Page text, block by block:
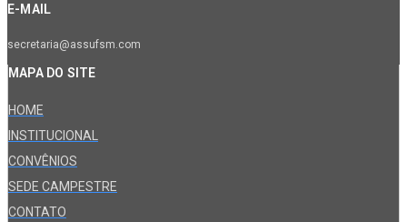
E-MAIL
secretaria@assufsm.com
MAPA DO SITE
HOME
INSTITUCIONAL
CONVÊNIOS
SEDE CAMPESTRE
CONTATO